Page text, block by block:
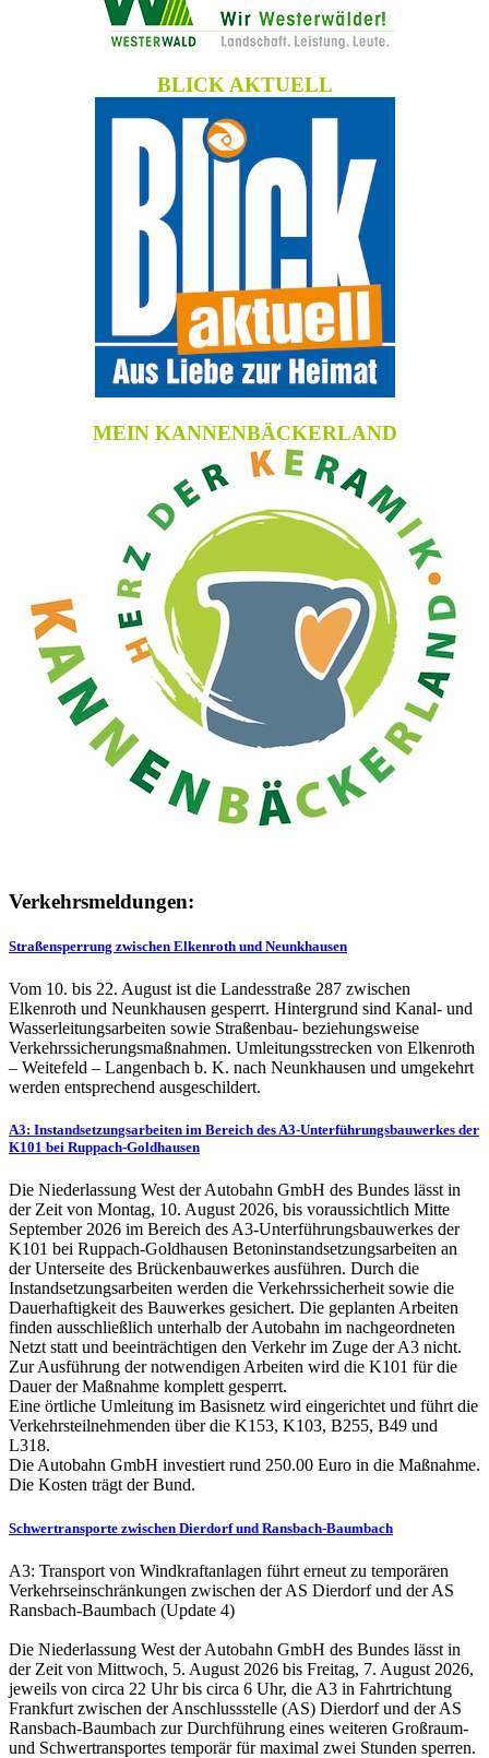
BLICK AKTUELL
MEIN KANNENBÄCKERLAND
Verkehrsmeldungen:
Straßensperrung zwischen Elkenroth und Neunkhausen
Vom 10. bis 22. August ist die Landesstraße 287 zwischen
Elkenroth und Neunkhausen gesperrt. Hintergrund sind Kanal- und
Wasserleitungsarbeiten sowie Straßenbau- beziehungsweise
Verkehrssicherungsmaßnahmen. Umleitungsstrecken von Elkenroth
– Weitefeld – Langenbach b. K. nach Neunkhausen und umgekehrt
werden entsprechend ausgeschildert.
A3: Instandsetzungsarbeiten im Bereich des A3-Unterführungsbauwerkes der
K101 bei Ruppach-Goldhausen
Die Niederlassung West der Autobahn GmbH des Bundes lässt in
der Zeit von Montag, 10. August 2026, bis voraussichtlich Mitte
September 2026 im Bereich des A3-Unterführungsbauwerkes der
K101 bei Ruppach-Goldhausen Betoninstandsetzungsarbeiten an
der Unterseite des Brückenbauwerkes ausführen. Durch die
Instandsetzungsarbeiten werden die Verkehrssicherheit sowie die
Dauerhaftigkeit des Bauwerkes gesichert. Die geplanten Arbeiten
finden ausschließlich unterhalb der Autobahn im nachgeordneten
Netzt statt und beeinträchtigen den Verkehr im Zuge der A3 nicht.
Zur Ausführung der notwendigen Arbeiten wird die K101 für die
Dauer der Maßnahme komplett gesperrt.
Eine örtliche Umleitung im Basisnetz wird eingerichtet und führt die
Verkehrsteilnehmenden über die K153, K103, B255, B49 und
L318.
Die Autobahn GmbH investiert rund 250.00 Euro in die Maßnahme.
Die Kosten trägt der Bund.
Schwertransporte zwischen Dierdorf und Ransbach-Baumbach
A3: Transport von Windkraftanlagen führt erneut zu temporären
Verkehrseinschränkungen zwischen der AS Dierdorf und der AS
Ransbach-Baumbach (Update 4)
Die Niederlassung West der Autobahn GmbH des Bundes lässt in
der Zeit von Mittwoch, 5. August 2026 bis Freitag, 7. August 2026,
jeweils von circa 22 Uhr bis circa 6 Uhr, die A3 in Fahrtrichtung
Frankfurt zwischen der Anschlussstelle (AS) Dierdorf und der AS
Ransbach-Baumbach zur Durchführung eines weiteren Großraum-
und Schwertransportes temporär für maximal zwei Stunden sperren.